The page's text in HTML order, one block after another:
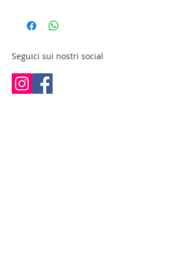
Peso: 1,5kg
Seguici sui nostri social